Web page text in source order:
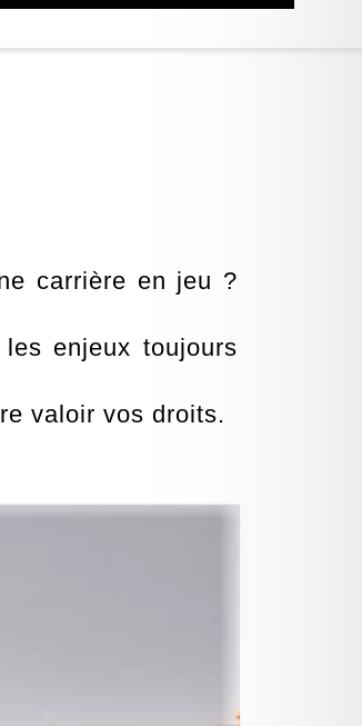
carrière en jeu ?
enjeux toujours
valoir vos droits.